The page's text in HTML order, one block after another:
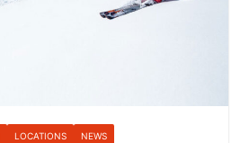
LOCATIONS NEWS